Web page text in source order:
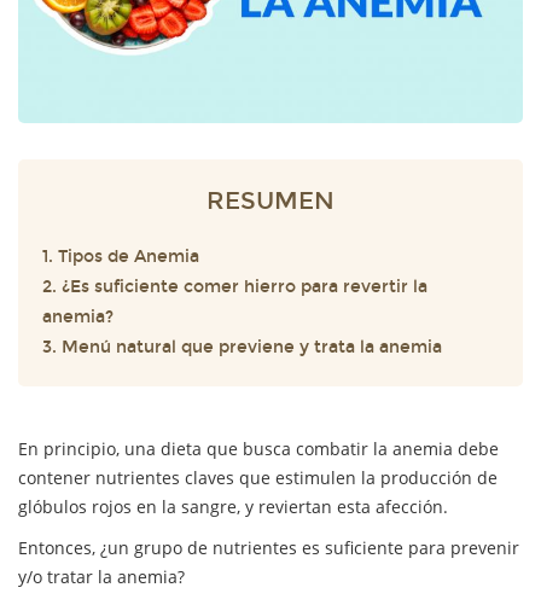
RESUMEN
1. Tipos de Anemia
2. ¿Es suficiente comer hierro para revertir la
anemia?
3. Menú natural que previene y trata la anemia
En principio, una dieta que busca combatir la anemia debe
contener nutrientes claves que estimulen la producción de
glóbulos rojos en la sangre, y reviertan esta afección.
Entonces, ¿un grupo de nutrientes es suficiente para prevenir
y/o tratar la anemia?